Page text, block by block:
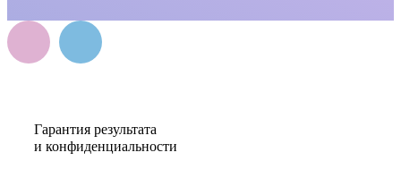
Гарантия результата
и конфиденциальности